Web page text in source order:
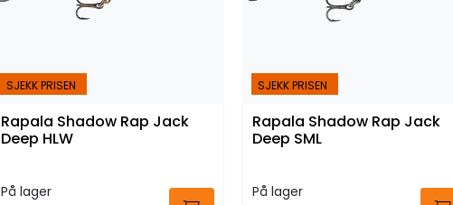
SJEKK PRISEN
Rapala Shadow Rap Jack
Deep HLW
På lager
SJEKK PRISEN
Rapala Shadow Rap Jack
Deep SML
På lager